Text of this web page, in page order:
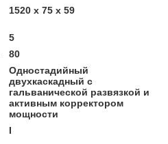
1520 х 75 х 59
5
80
Одностадийный
двухкаскадный с
гальванической развязкой и
активным корректором
мощности
I